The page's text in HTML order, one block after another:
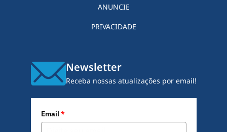
ANUNCIE
PRIVACIDADE
Newsletter
Receba nossas atualizações por email!
Email*